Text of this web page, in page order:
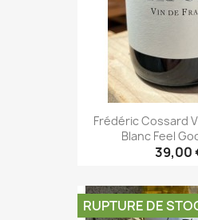
Frédéric Cossard
Blanc Feel
39,00
RUPTURE DE